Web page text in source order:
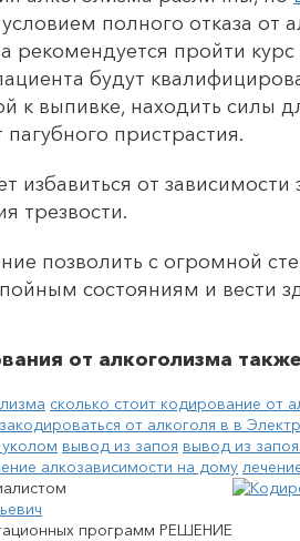
полного отказа
рекомендуется пройти курс
будут
к выпивке, находить силы
пристрастия.
избавиться от
трезвости.
позволить с огромной
состояниям и вести
от алкоголизма
сколько стоит кодирование от
закодироваться от алкоголя в в
вывод из запоя вывод из
алкозависимости на дому
программ РЕШЕНИЕ